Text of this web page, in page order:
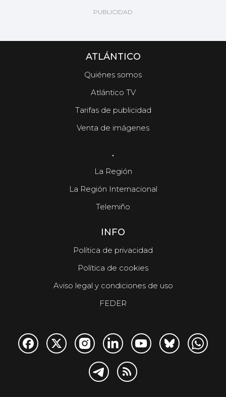
ATLÁNTICO
Quiénes somos
Atlántico TV
Tarifas de publicidad
Venta de imágenes
.
La Región
La Región Internacional
Telemiño
INFO
Política de privacidad
Política de cookies
Aviso legal y condiciones de uso
FEDER